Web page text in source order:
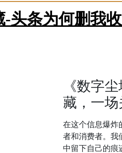
头条为何删我
《数字
藏，一场
在这个信息爆炸
者和消费者。我
中留下自己的痕